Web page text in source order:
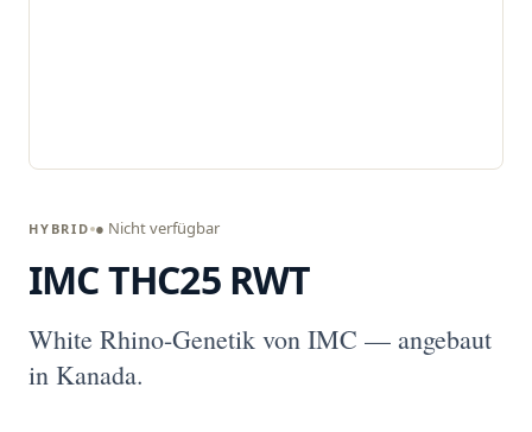
HYBRID ● Nicht verfügbar
IMC THC25 RWT
White Rhino-Genetik von IMC — angebaut
in Kanada.